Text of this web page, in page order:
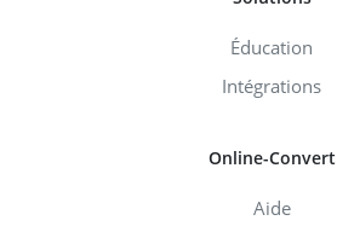
Éducation
Intégrations
Online-Convert
Aide